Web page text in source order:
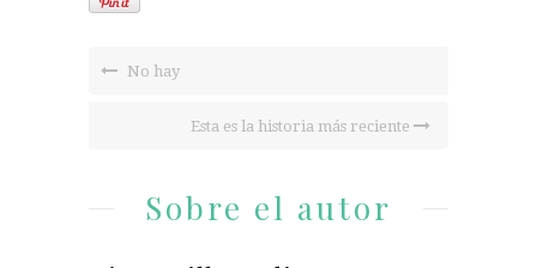
No hay
Esta es la historia más reciente
Sobre el autor